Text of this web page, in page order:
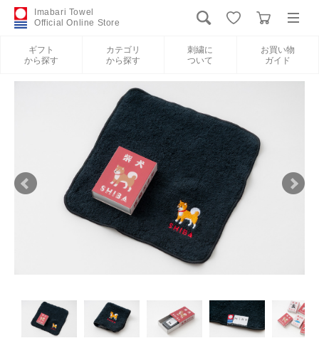
Imabari Towel
Official Online Store
ギフト
から探す
カテゴリ
から探す
刺繍に
ついて
お買い物
ガイド
新規会員登録
カテゴリから探す
刺繍について